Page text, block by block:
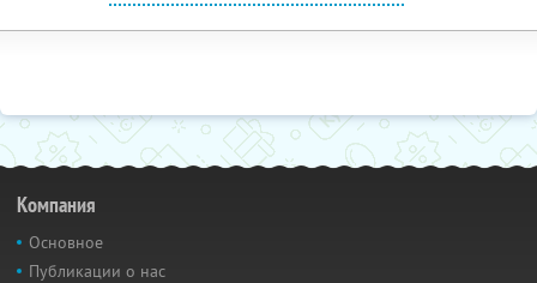
Компания
Основное
Публикации о нас